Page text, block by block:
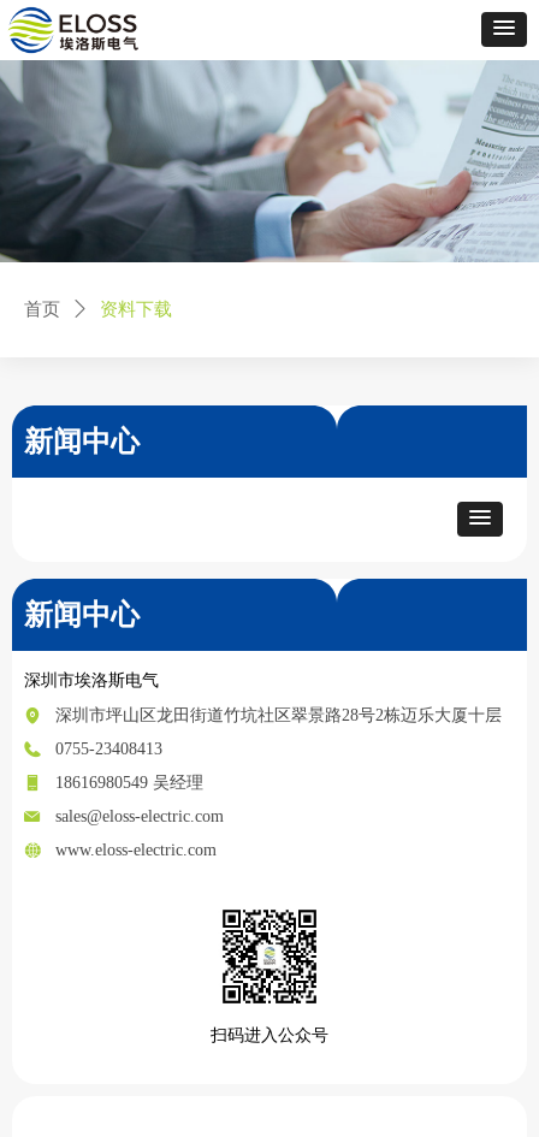
新闻中心
首页 ꄲ 资料下载
深圳市埃洛斯电气
新闻中心
深圳市坪山区龙田街道竹坑社区翠景路28号2栋迈乐大厦十层
0755-23408413
18616980549 吴经理
sales@eloss-electric.com
www.eloss-electric.com
扫码进入公众号